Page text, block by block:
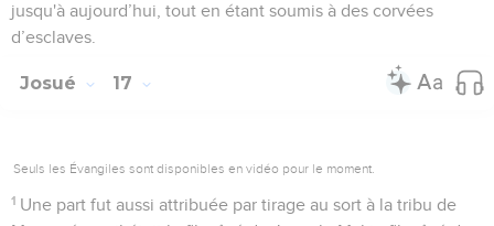
jusqu'à aujourd’hui, tout en étant soumis à des corvées
d’esclaves.
Josué 17
Seuls les Évangiles sont disponibles en vidéo pour le moment.
1 Une part fut aussi attribuée par tirage au sort à la tribu de